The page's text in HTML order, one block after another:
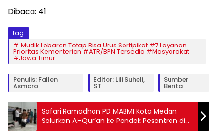
Dibaca: 41
Tag:
Mudik Lebaran Tetap Bisa Urus Sertipikat #7 Layanan
Prioritas Kementerian #ATR/BPN Tersedia #Masyarakat
#Jawa Timur
Penulis: Fallen
Asmoro
Editor: Lili Suheli,
ST
Sumber
Berita
Safari Ramadhan PD MABMI Kota Medan
Salurkan Al-Qur’an ke Pondok Pesantren di
Medan Marelan